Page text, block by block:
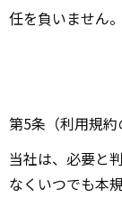
任を負いません。
第5条（利用規約
当社は、必要と
なくいつでも本